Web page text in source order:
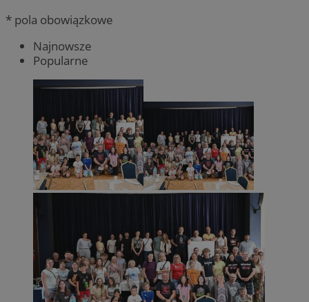
* pola obowiązkowe
Najnowsze
Popularne